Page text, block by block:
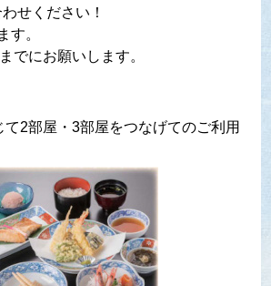
せください！
す。
でにお願いします。
て2部屋・3部屋をつなげてのご利用